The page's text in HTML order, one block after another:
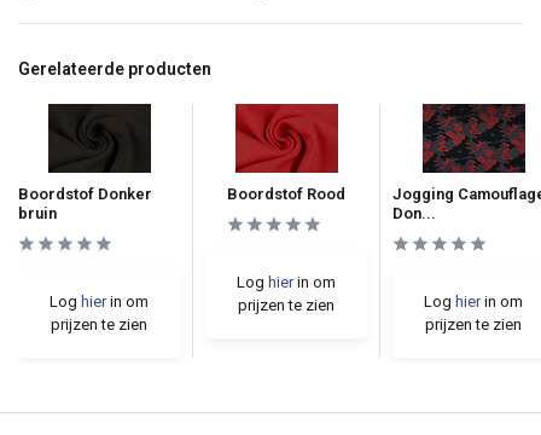
Gerelateerde producten
Boordstof Donker
bruin
Log hierin om
prijzen te zien
Boordstof Rood
Log hierin om
prijzen te zien
Jogging
Don...
Log hierin om
prijzen te zien